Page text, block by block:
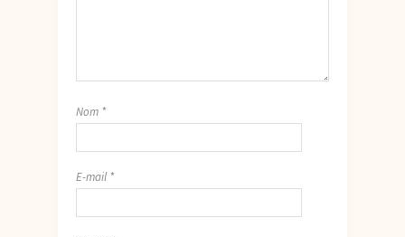
Nom *
E-mail *